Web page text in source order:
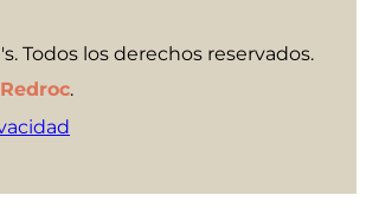
Todos los derechos reservados.
Redroc.